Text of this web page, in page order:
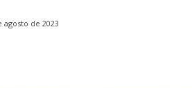
agosto de 2023